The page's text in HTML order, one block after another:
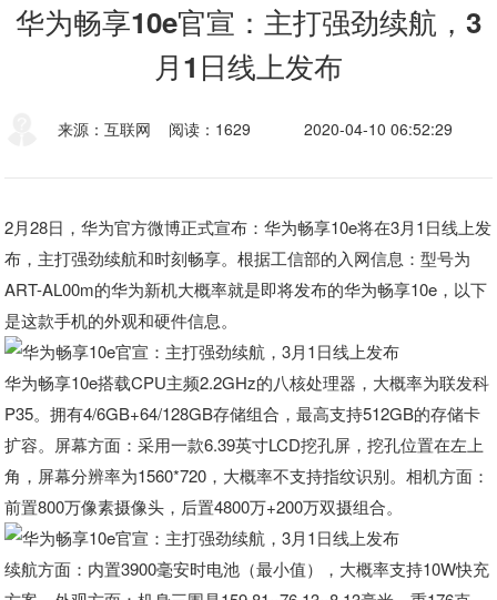
华为畅享10e官宣：主打强劲续航，3
月1日线上发布
来源：互联网 阅读：1629 2020-04-10 06:52:29
2月28日，华为官方微博正式宣布：华为畅享10e将在3月1日线上发
布，主打强劲续航和时刻畅享。根据工信部的入网信息：型号为
ART-AL00m的华为新机大概率就是即将发布的华为畅享10e，以下
是这款手机的外观和硬件信息。
华为畅享10e搭载CPU主频2.2GHz的八核处理器，大概率为联发科
P35。拥有4/6GB+64/128GB存储组合，最高支持512GB的存储卡
扩容。屏幕方面：采用一款6.39英寸LCD挖孔屏，挖孔位置在左上
角，屏幕分辨率为1560*720，大概率不支持指纹识别。相机方面：
前置800万像素摄像头，后置4800万+200万双摄组合。
续航方面：内置3900毫安时电池（最小值），大概率支持10W快充